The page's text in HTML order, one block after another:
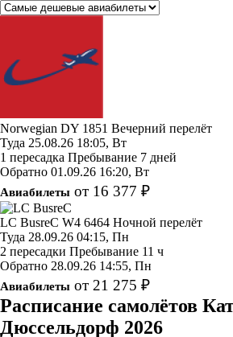
Norwegian DY 1851 Вечерний перелёт
Туда 25.08.26 18:05, Вт
1 пересадка Пребывание 7 дней
Обратно 01.09.26 16:20, Вт
Авиабилеты от 16 377 ₽
LC BusreC W4 6464 Ночной перелёт
Туда 28.09.26 04:15, Пн
2 пересадки Пребывание 11 ч
Обратно 28.09.26 14:55, Пн
Авиабилеты от 21 275 ₽
Расписание самолётов
Дюссельдорф 2026